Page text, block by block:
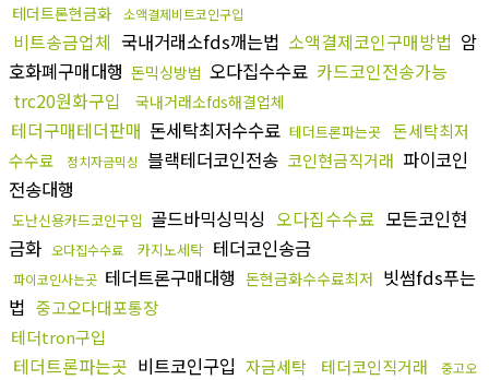
테더트론현금화 소액결제비트코인구입
비트송금업체 국내거래소fds깨는법 소액결제코인구매방법 암
호화폐구매대행 돈믹싱방법 오다집수수료 카드코인전송가능
trc20원화구입
국내거래소fds해결업체
테더구매테더판매 돈세탁최저수수료 테더트론파는곳 돈세탁최저
수수료
정치자금믹싱 블랙테더코인전송 코인현금직거래 파이코인
전송대행
도난신용카드코인구입 골드바믹싱믹싱 오다집수수료 모든코인현
금화 오다집수수료 카지노세탁 테더코인송금
파이코인사는곳 테더트론구매대행 돈현금화수수료최저 빗썸fds푸는
법 중고오다대포통장
테더tron구입
테더트론파는곳 비트코인구입 자금세탁 테더코인직거래
중고오